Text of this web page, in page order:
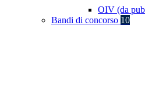
OIV (da
Bandi di concorso 10